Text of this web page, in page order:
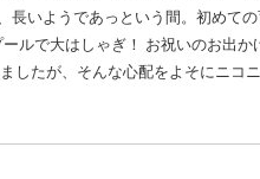
長いようであっという間。初めて
ールで大はしゃぎ！ お祝いのお出
したが、そんな心配をよそにニコ